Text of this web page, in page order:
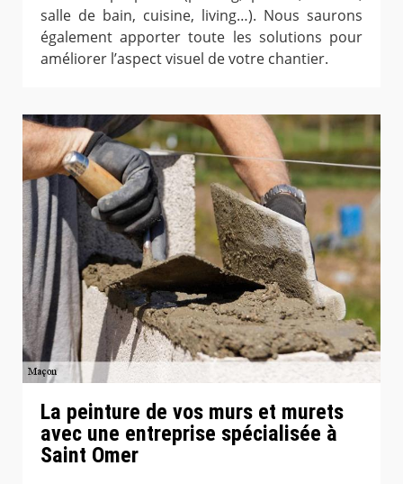
salle de bain, cuisine, living…). Nous saurons
également apporter toute les solutions pour
améliorer l’aspect visuel de votre chantier.
La peinture de vos murs et murets
avec une entreprise spécialisée à
Saint Omer